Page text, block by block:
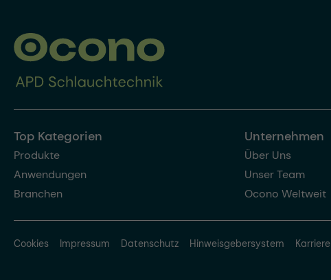
Top Kategorien
Produkte
Anwendungen
Branchen
Unternehmen
Über Uns
Unser Team
Ocono Weltweit
Cookies Impressum Datenschutz Hinweisgebersystem Karriere